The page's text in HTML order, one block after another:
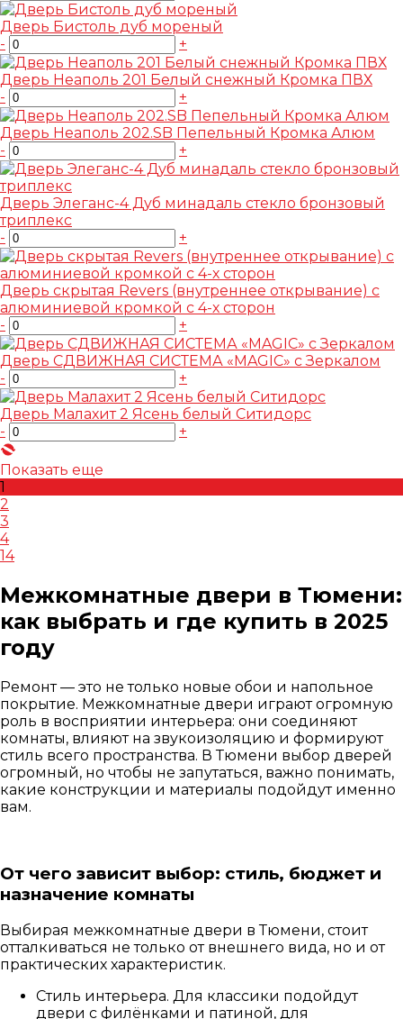
Дверь Бистоль дуб мореный
-
+
Дверь Неаполь 201 Белый снежный Кромка ПВХ
-
+
Дверь Неаполь 202.SB Пепельный Кромка Алюм
-
+
Дверь Элеганс-4 Дуб минадаль стекло бронзовый
триплекс
-
+
Дверь скрытая Revers (внутреннее открывание) с
алюминиевой кромкой с 4-х сторон
-
+
Дверь СДВИЖНАЯ СИСТЕМА «MAGIC» с Зеркалом
-
+
Дверь Малахит 2 Ясень белый Ситидорс
-
+
Показать еще
1
2
3
4
14
Межкомнатные двери в Тюмени:
как выбрать и где купить в 2025
году
Ремонт — это не только новые обои и напольное
покрытие. Межкомнатные двери играют огромную
роль в восприятии интерьера: они соединяют
комнаты, влияют на звукоизоляцию и формируют
стиль всего пространства. В Тюмени выбор дверей
огромный, но чтобы не запутаться, важно понимать,
какие конструкции и материалы подойдут именно
вам.
От чего зависит выбор: стиль, бюджет и
назначение комнаты
Выбирая межкомнатные двери в Тюмени, стоит
отталкиваться не только от внешнего вида, но и от
практических характеристик.
Стиль интерьера. Для классики подойдут
двери с филёнками и патиной, для